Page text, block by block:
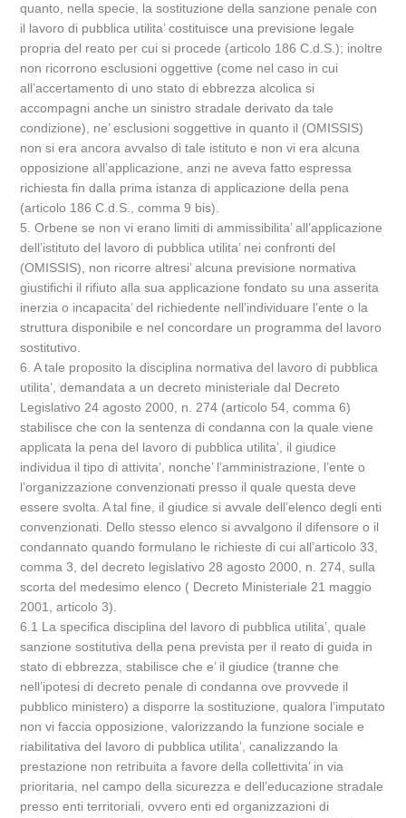
quanto, nella specie, la sostituzione della sanzione penale con
il lavoro di pubblica utilita’ costituisce una previsione legale
propria del reato per cui si procede (articolo 186 C.d.S.); inoltre
non ricorrono esclusioni oggettive (come nel caso in cui
all’accertamento di uno stato di ebbrezza alcolica si
accompagni anche un sinistro stradale derivato da tale
condizione), ne’ esclusioni soggettive in quanto il (OMISSIS)
non si era ancora avvalso di tale istituto e non vi era alcuna
opposizione all’applicazione, anzi ne aveva fatto espressa
richiesta fin dalla prima istanza di applicazione della pena
(articolo 186 C.d.S., comma 9 bis).
5. Orbene se non vi erano limiti di ammissibilita’ all’applicazione
dell’istituto del lavoro di pubblica utilita’ nei confronti del
(OMISSIS), non ricorre altresi’ alcuna previsione normativa
giustifichi il rifiuto alla sua applicazione fondato su una asserita
inerzia o incapacita’ del richiedente nell’individuare l’ente o la
struttura disponibile e nel concordare un programma del lavoro
sostitutivo.
6. A tale proposito la disciplina normativa del lavoro di pubblica
utilita’, demandata a un decreto ministeriale dal Decreto
Legislativo 24 agosto 2000, n. 274 (articolo 54, comma 6)
stabilisce che con la sentenza di condanna con la quale viene
applicata la pena del lavoro di pubblica utilita’, il giudice
individua il tipo di attivita’, nonche’ l’amministrazione, l’ente o
l’organizzazione convenzionati presso il quale questa deve
essere svolta. A tal fine, il giudice si avvale dell’elenco degli enti
convenzionati. Dello stesso elenco si avvalgono il difensore o il
condannato quando formulano le richieste di cui all’articolo 33,
comma 3, del decreto legislativo 28 agosto 2000, n. 274, sulla
scorta del medesimo elenco ( Decreto Ministeriale 21 maggio
2001, articolo 3).
6.1 La specifica disciplina del lavoro di pubblica utilita’, quale
sanzione sostitutiva della pena prevista per il reato di guida in
stato di ebbrezza, stabilisce che e’ il giudice (tranne che
nell’ipotesi di decreto penale di condanna ove provvede il
pubblico ministero) a disporre la sostituzione, qualora l’imputato
non vi faccia opposizione, valorizzando la funzione sociale e
riabilitativa del lavoro di pubblica utilita’, canalizzando la
prestazione non retribuita a favore della collettivita’ in via
prioritaria, nel campo della sicurezza e dell’educazione stradale
presso enti territoriali, ovvero enti ed organizzazioni di